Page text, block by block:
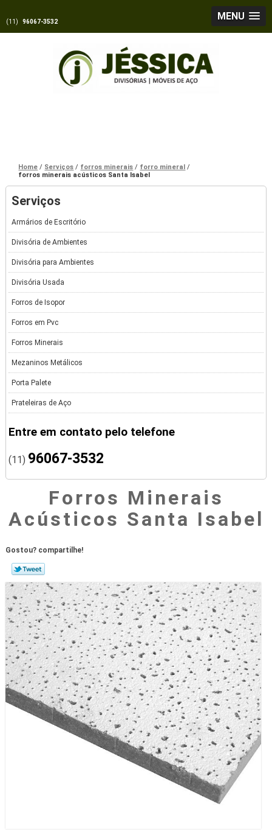
MENU
(11) 96067-3532
Home Serviços forros minerais
forro mineral
forros minerais acústicos Santa Isabel
Serviços
Armários de Escritório
Divisória de Ambientes
Divisória para Ambientes
Divisória Usada
Forros de Isopor
Forros em Pvc
Forros Minerais
Mezaninos Metálicos
Porta Palete
Prateleiras de Aço
Entre em contato pelo telefone
(11) 96067-3532
Forros Minerais
Acústicos Santa Isabel
Gostou? compartilhe!